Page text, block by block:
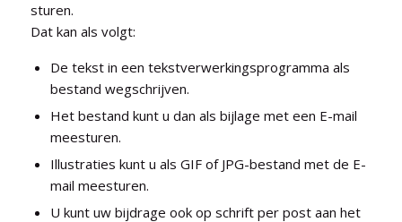
sturen.
Dat kan als volgt:
De tekst in een tekstverwerkingsprogramma als
bestand wegschrijven.
Het bestand kunt u dan als bijlage met een E-mail
meesturen.
Illustraties kunt u als GIF of JPG-bestand met de E-
mail meesturen.
U kunt uw bijdrage ook op schrift per post aan het